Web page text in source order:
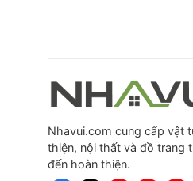
Nhavui.com cung cấp vật
thiện, nội thất và đồ trang
đến hoàn thiện.